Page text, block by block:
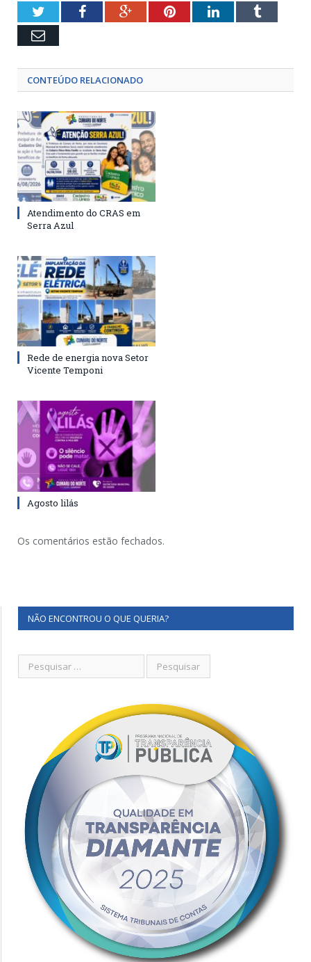
TwitterFacebookGoogle+PinterestLinkedInTumblr
Email
CONTEÚDO RELACIONADO
Atendimento do CRAS em
Serra Azul
Rede de energia nova Setor
Vicente Temponi
Agosto lilás
Os comentários estão fechados.
NÃO ENCONTROU O QUE QUERIA?